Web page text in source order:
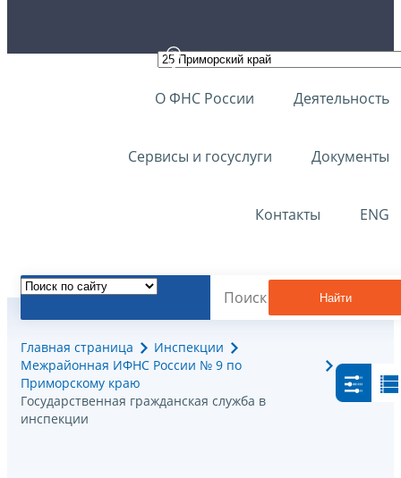
О ФНС России Деятельность
Сервисы и госуслуги Документы
Контакты ENG
Найти
Главная страница
Инспекции
Межрайонная ИФНС России № 9 по
Приморскому краю
Государственная гражданская служба в
инспекции